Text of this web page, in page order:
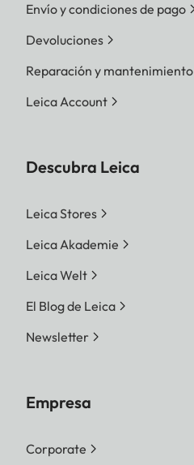
Envío y condiciones de pago
Devoluciones
Reparación y mantenimiento
Leica Account
Descubra Leica
Leica Stores
Leica Akademie
Leica Welt
El Blog de Leica
Newsletter
Empresa
Corporate